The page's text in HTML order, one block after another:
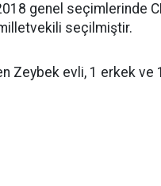
genel seçimlerinde
seçilmiştir.
Zeybek evli, 1 erkek ve